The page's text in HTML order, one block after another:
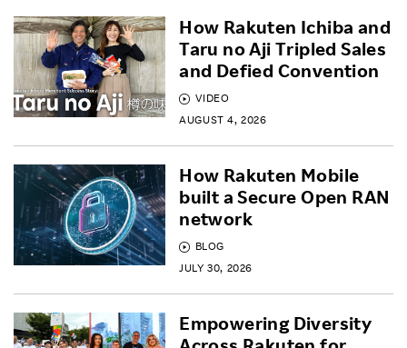
VIDEO
AUGUST 4, 2026
How Rakuten Ichiba and
Taru no Aji Tripled Sales
and Defied Convention
BLOG
JULY 30, 2026
How Rakuten Mobile
built a Secure Open RAN
network
Empowering Diversity